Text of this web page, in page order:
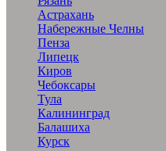
Астрахань
Набережные Челны
Пенза
Липецк
Киров
Чебоксары
Тула
Калининград
Балашиха
Курск